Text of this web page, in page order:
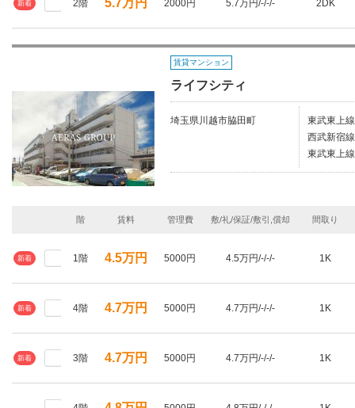
新着 2階 5.7万円 2000円 5.7万円/-/-/- 2DK
賃貸マンション
ライフシティ
埼玉県川越市脇田町
東武東上
西武新宿
東武東上
階 賃料 管理費 敷/礼/保証/敷引,償却 間取り
新着 1階 4.5万円 5000円 4.5万円/-/-/- 1K
新着 4階 4.7万円 5000円 4.7万円/-/-/- 1K
新着 3階 4.7万円 5000円 4.7万円/-/-/- 1K